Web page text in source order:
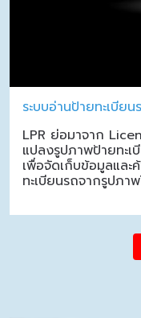
ระบบอ่านป้ายทะเบีย
LPR ย่อมาจาก
แปลงรูปภาพป้ายทะเ
เพื่อจัดเก็บข้อมูลและ
ทะเบียนรถจากรูปภา